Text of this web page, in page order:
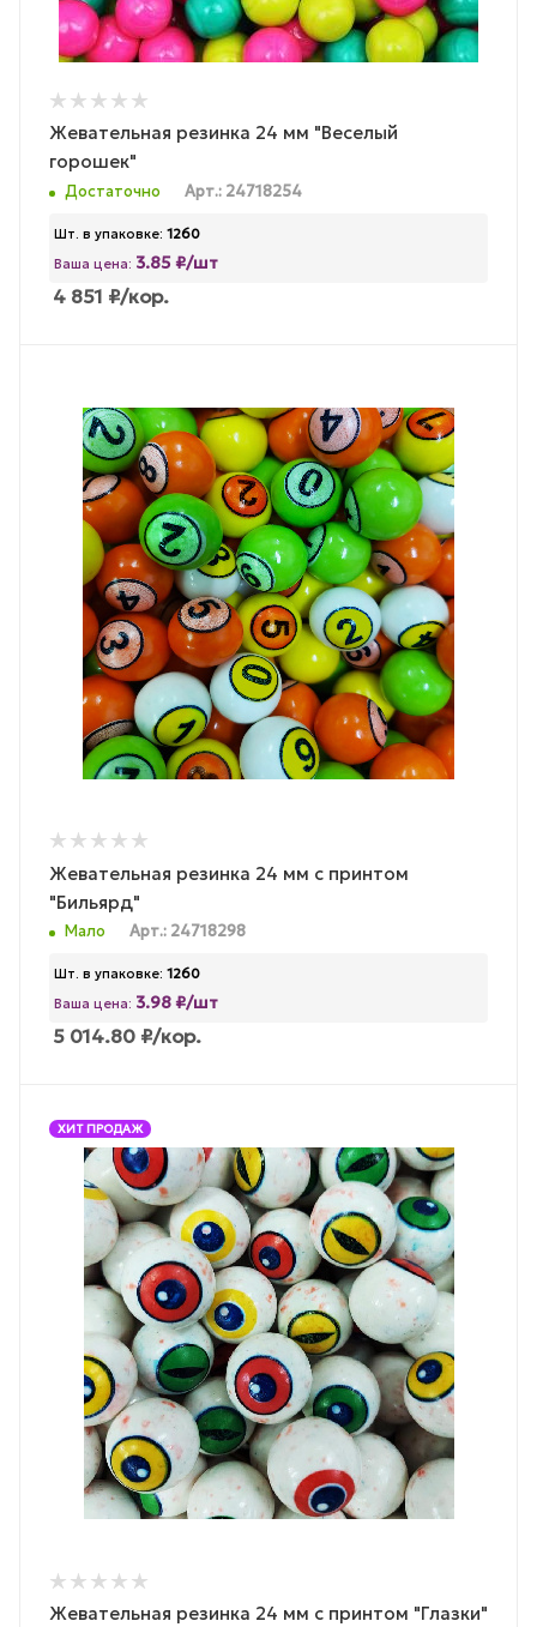
Жевательная резинка 24 мм "Веселый
горошек"
Достаточно Арт.: 24718254
Шт. в упаковке: 1260
Ваша цена: 3.85 ₽/шт
4 851 ₽/кор.
Жевательная резинка 24 мм с принтом
"Бильярд"
Мало Арт.: 24718298
Шт. в упаковке: 1260
Ваша цена: 3.98 ₽/шт
5 014.80 ₽/кор.
ХИТ ПРОДАЖ
Жевательная резинка 24 мм с принтом "Глазки"